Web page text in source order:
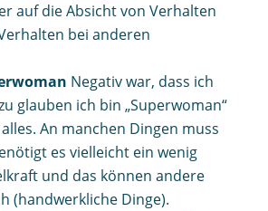
auf die Absicht von Verhalten
bei anderen
Negativ war, dass ich
glauben ich bin „Superwoman“
An manchen Dingen muss
es vielleicht ein wenig
und das können andere
(handwerkliche Dinge).